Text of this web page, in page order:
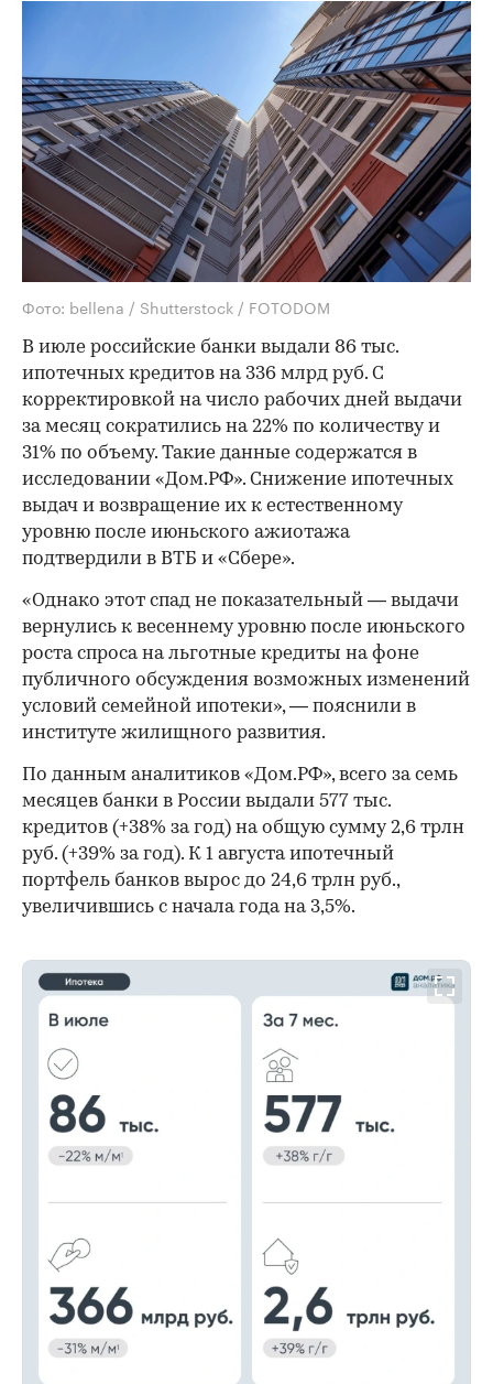
Фото: bellena / Shutterstock / FOTODOM
В июле российские банки выдали 86 тыс.
ипотечных кредитов на 336 млрд руб. С
корректировкой на число рабочих дней выдачи
за месяц сократились на 22% по количеству и
31% по объему. Такие данные содержатся в
исследовании «Дом.РФ». Снижение ипотечных
выдач и возвращение их к естественному
уровню после июньского ажиотажа
подтвердили в ВТБ и «Сбере».
«Однако этот спад не показательный — выдачи
вернулись к весеннему уровню после июньского
роста спроса на льготные кредиты на фоне
публичного обсуждения возможных изменений
условий семейной ипотеки», — пояснили в
институте жилищного развития.
По данным аналитиков «Дом.РФ», всего за семь
месяцев банки в России выдали 577 тыс.
кредитов (+38% за год) на общую сумму 2,6 трлн
руб. (+39% за год). К 1 августа ипотечный
портфель банков вырос до 24,6 трлн руб.,
увеличившись с начала года на 3,5%.